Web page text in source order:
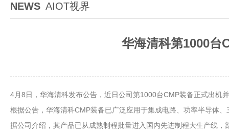
NEWS AIOT视界
华海清科第1000台
4月8日，华海清科发布公告，近日公司第1000台CMP装备正式出机
根据公告，华海清科CMP装备已广泛应用于集成电路、功率半导体
据公司介绍，其产品已从成熟制程批量进入国内先进制程大生产线